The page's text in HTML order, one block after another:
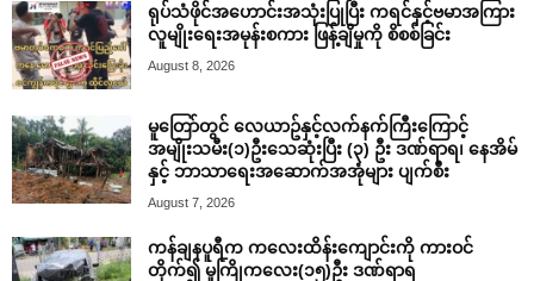
ရုပ်သံဖိုင်အဟောင်းအသုံးပြုပြီး ကရင်နှင့်ဗမာအကြား
လူမျိုးရေးအမုန်းစကား ဖြန့်ချိမှုကို စိစစ်ခြင်း
August 8, 2026
မူတြော်တွင် လေယာဥ်နှင့်လက်နက်ကြီးကြောင့်
အမျိုးသမီး(၁)ဦးသေဆုံးပြီး (၃) ဦး ဒဏ်ရာရ၊ နေအိမ်
နှင့် ဘာသာရေးအဆောက်အအုံများ ပျက်စီး
August 7, 2026
ကန်ချနပူရီက ကလေးထိန်းကျောင်းကို ကားဝင်
တိုက်၍ မူကြိုကလေး(၁၅)ဦး ဒဏ်ရာရ